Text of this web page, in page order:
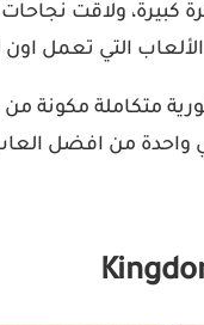
كبيرة، ولاقت
التي تعمل اون
متكاملة مكونة
واحدة من افضل